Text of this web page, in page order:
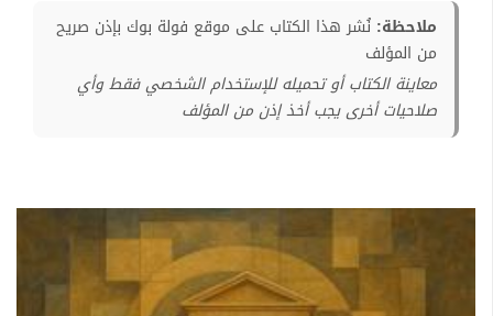
ملاحظة: نُشر هذا الكتاب على موقع فولة بوك بإذن صريح
من المؤلف
معاينة الكتاب أو تحميله للإستخدام الشخصي فقط وأي
صلاحيات أخرى يجب أخذ إذن من المؤلف